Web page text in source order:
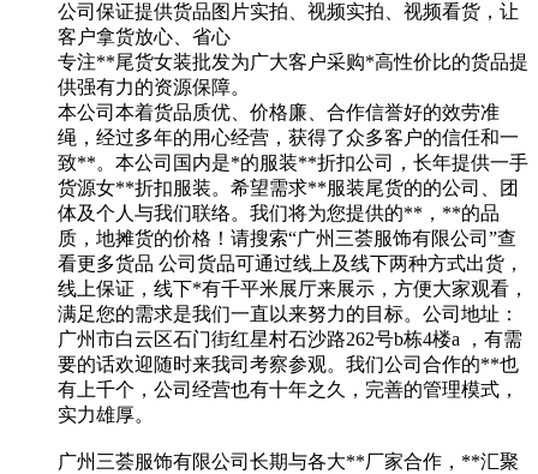
公司保证提供货品图片实拍、视频实拍、视频看货，让
客户拿货放心、省心
专注**尾货女装批发为广大客户采购*高性价比的货品提
供强有力的资源保障。
本公司本着货品质优、价格廉、合作信誉好的效劳准
绳，经过多年的用心经营，获得了众多客户的信任和一
致**。本公司国内是*的服装**折扣公司，长年提供一手
货源女**折扣服装。希望需求**服装尾货的的公司、团
体及个人与我们联络。我们将为您提供的**，**的品
质，地摊货的价格！请搜索“广州三荟服饰有限公司”查
看更多货品 公司货品可通过线上及线下两种方式出货，
线上保证，线下*有千平米展厅来展示，方便大家观看，
满足您的需求是我们一直以来努力的目标。公司地址：
广州市白云区石门街红星村石沙路262号b栋4楼a ，有需
要的话欢迎随时来我司考察参观。我们公司合作的**也
有上千个，公司经营也有十年之久，完善的管理模式，
实力雄厚。
广州三荟服饰有限公司长期与各大**厂家合作，**汇聚